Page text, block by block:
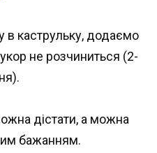
в каструльку, додаємо
не розчиниться (2-
дістати, а можна
бажанням.